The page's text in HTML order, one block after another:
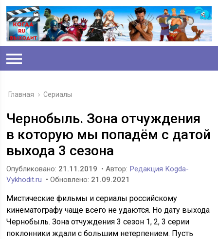
Главная › Сериалы
Чернобыль. Зона отчуждения
в которую мы попадём с датой
выхода 3 сезона
Опубликовано: 21.11.2019 • Автор: Редакция Kogda-
Vykhodit.ru • Обновлено: 21.09.2021
Мистические фильмы и сериалы российскому
кинематографу чаще всего не удаются. Но дату выхода
Чернобыль. Зона отчуждения 3 сезон 1, 2, 3 серии
поклонники ждали с большим нетерпением. Пусть